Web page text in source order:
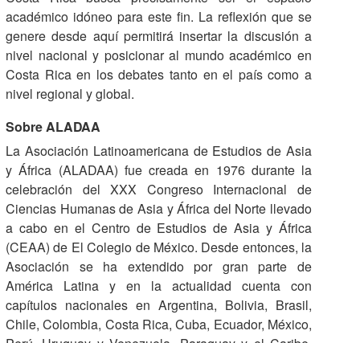
académico idóneo para este fin. La reflexión que se
genere desde aquí permitirá insertar la discusión a
nivel nacional y posicionar al mundo académico en
Costa Rica en los debates tanto en el país como a
nivel regional y global.
SobreALADAA
La Asociación Latinoamericana de Estudios de Asia
y África (ALADAA) fue creada en 1976 durante la
celebración del XXX Congreso Internacional de
Ciencias Humanas de Asia y África del Norte llevado
a cabo en el Centro de Estudios de Asia y África
(CEAA) de El Colegio de México. Desde entonces, la
Asociación se ha extendido por gran parte de
América Latina y en la actualidad cuenta con
capítulos nacionales en Argentina, Bolivia, Brasil,
Chile, Colombia, Costa Rica, Cuba, Ecuador, México,